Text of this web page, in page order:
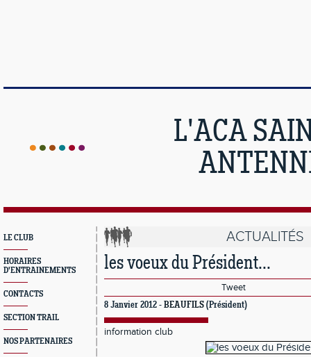
L'ACA
LE CLUB
HORAIRES
D'ENTRAINEMENTS
CONTACTS
SECTION TRAIL
NOS PARTENAIRES
ACTUALITÉS
les voeux du Président...
Tweet
8 Janvier 2012 - BEAUFILS (Président)
information club